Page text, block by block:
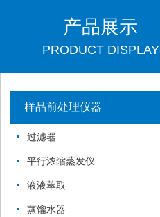
产品展示
PRODUCT DISPLAY
样品前处理仪器
过滤器
平行浓缩蒸发仪
液液萃取
蒸馏水器